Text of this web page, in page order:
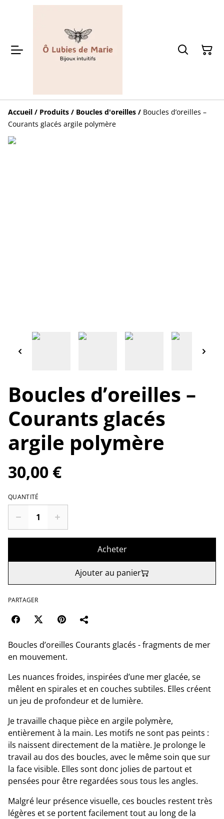
Accueil / Produits / Boucles d'oreilles / Boucles d’oreilles –
Courants glacés argile polymère
Boucles d’oreilles –
Courants glacés
argile polymère
30,00 €
QUANTITÉ
Acheter
Ajouter au panier
PARTAGER
Boucles d’oreilles Courants glacés - fragments de mer
en mouvement.
Les nuances froides, inspirées d’une mer glacée, se
mêlent en spirales et en couches subtiles. Elles créent
un jeu de profondeur et de lumière.
Je travaille chaque pièce en argile polymère,
entièrement à la main. Les motifs ne sont pas peints :
ils naissent directement de la matière. Je prolonge le
travail au dos des boucles, avec le même soin que sur
la face visible. Elles sont donc jolies de partout et
pensées pour être regardées sous tous les angles.
Malgré leur présence visuelle, ces boucles restent très
légères et se portent facilement tout au long de la